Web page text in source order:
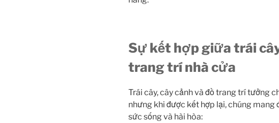
Sự kết hợp giữa trái
trang trí nhà cửa
Trái cây, cây cảnh và đồ trang trí tưởng
nhưng khi được kết hợp lại, chúng mang
sức sống và hài hòa: